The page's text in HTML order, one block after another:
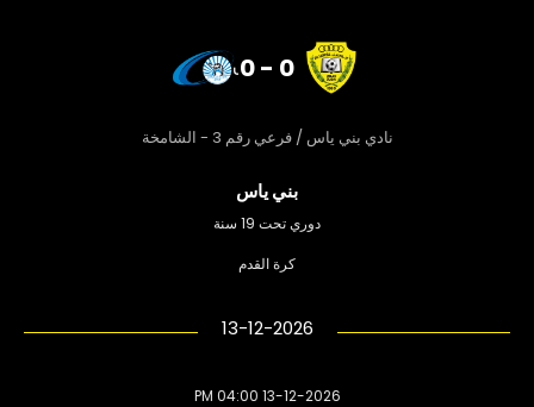
0 - 0
نادي بني ياس / فرعي رقم 3 - الشامخة
كرة القدم
دوري تحت 19 سنة
بني ياس
13-12-2026
13-12-2026 04:00 PM